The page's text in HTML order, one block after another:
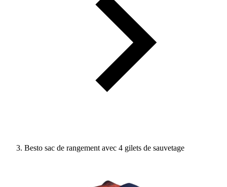
Besto sac de rangement avec 4 gilets de sauvetage